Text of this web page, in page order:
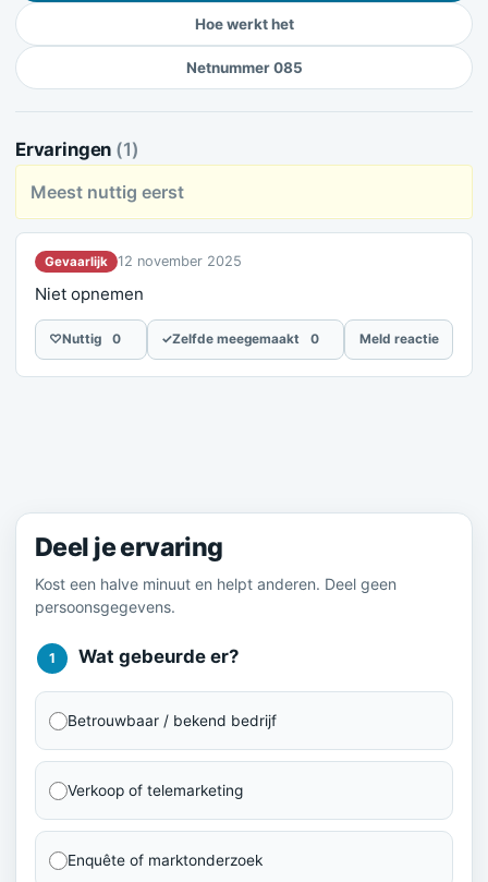
Hoe werkt het
Netnummer 085
Ervaringen (1)
Meest nuttig eerst
Gevaarlijk 12 november 2025
Niet opnemen
♡Nuttig 0 ✓Zelfde meegemaakt 0 Meld reactie
Deel je ervaring
Kost een halve minuut en helpt anderen. Deel geen
persoonsgegevens.
1 Wat gebeurde er?
Betrouwbaar / bekend bedrijf
Verkoop of telemarketing
Enquête of marktonderzoek